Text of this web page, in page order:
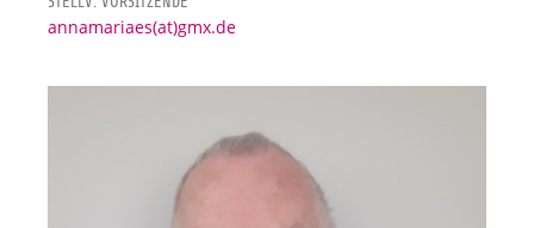
annamariaes(at)gmx.de